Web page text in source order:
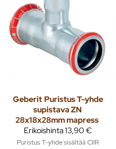
Geberit Puristus T-yhde
supistava ZN
28x18x28mm mapress
Erikoishinta13,90 €
Puristus T-yhde sisältää CIIR